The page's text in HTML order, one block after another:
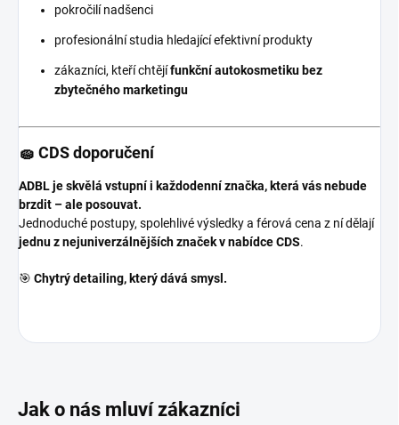
pokročilí nadšenci
profesionální studia hledající efektivní produkty
zákazníci, kteří chtějífunkční autokosmetiku bez
zbytečného marketingu
🧽 CDS doporučení
ADBL je skvělá vstupní i každodenní značka, která vás nebude
brzdit – ale posouvat.
Jednoduché postupy, spolehlivé výsledky a férová cena z ní dělají
jednu z nejuniverzálnějších značek v nabídce CDS.
🎯 Chytrý detailing, který dává smysl.